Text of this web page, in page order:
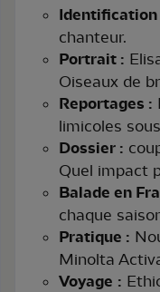
Identification
chanteur.
Portrait :
Oiseaux de
Reportages :
limicoles
Dossier :
Quel impact
Balade en
chaque
Pratique :
Minolta
Voyage :